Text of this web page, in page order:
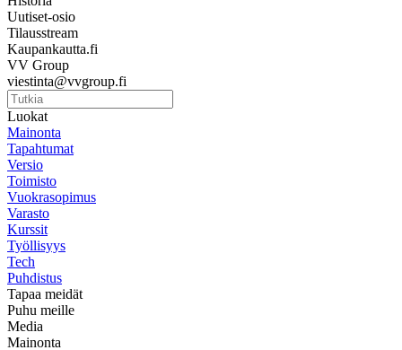
Uutiset-osio
Tilausstream
Kaupankautta.fi
VV Group
viestinta@vvgroup.fi
Luokat
Mainonta
Tapahtumat
Versio
Toimisto
Vuokrasopimus
Varasto
Kurssit
Työllisyys
Tech
Puhdistus
Tapaa meidät
Puhu meille
Media
Mainonta